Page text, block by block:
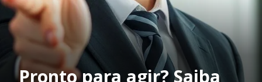
Pronto para agir? Saiba